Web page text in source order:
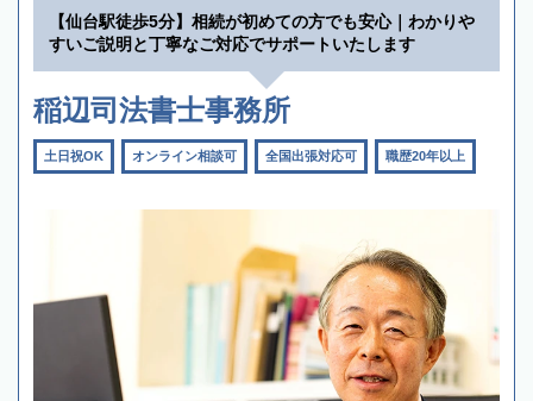
【仙台駅徒歩5分】相続が初めての方でも安心｜わかりや
すいご説明と丁寧なご対応でサポートいたします
稲辺司法書士事務所
土日祝OK オンライン相談可 全国出張対応可 職歴20年以上